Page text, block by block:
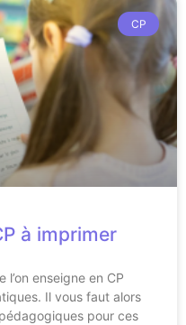
CP
à imprimer
enseigne en CP
Il vous faut alors
pour ces